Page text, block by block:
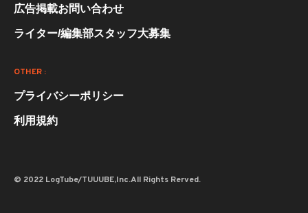
広告掲載お問い合わせ
ライター/編集部スタッフ大募集
OTHER :
プライバシーポリシー
利用規約
© 2022 LogTube/TUUUBE,Inc.All Rights Rerved.